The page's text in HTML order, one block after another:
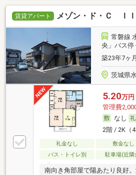
賃貸アパート メゾン・ド・Ｃ ＩＩ
常磐線
央」バス停
築23年7ヶ
茨城県
5.20万円
管理費
なし
2階 / 2K（
礼金なし 敷金なし
バス・トイレ別
駐車場(近隣
南向き角部屋で陽あたり良好